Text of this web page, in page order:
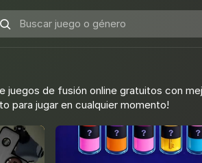
juegos de fusión online gratuitos con
para jugar en cualquier momento!